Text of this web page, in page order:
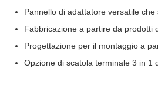
Pannello di adattatore versatile
Fabbricazione a partire da prodotti
Progettazione per il montaggio a
Opzione di scatola terminale 3 in 1